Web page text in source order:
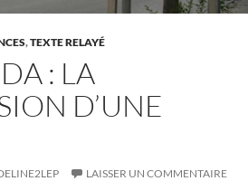
,TEXTE RELAYÉ
: LA
D’UNE
LAISSER UN COMMENTAIRE